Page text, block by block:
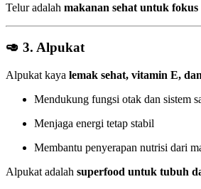
Telur adalah makanan sehat untuk fokus
🥑 3. Alpukat
Alpukat kaya lemak sehat, vitamin E,
Mendukung fungsi otak dan sistem
Menjaga energi tetap stabil
Membantu penyerapan nutrisi dari
Alpukat adalah superfood untuk tubuh